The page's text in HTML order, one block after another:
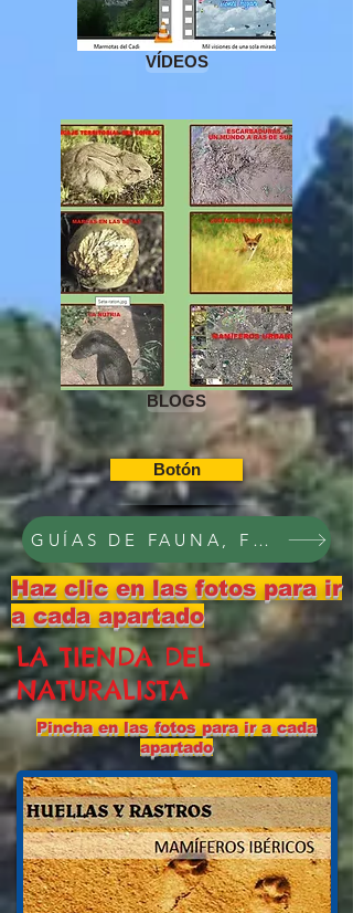
VÍDEOS
BLOGS
Botón
GUÍAS DE FAUNA, FLORA Y
Haz clic en las fotos para ir
a cada apartado
LA TIENDA DEL
NATURALISTA
Pincha en las fotos para ir a cada
apartado